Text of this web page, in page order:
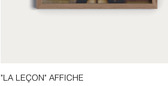
Aperçu rapide
"LA LEÇON" AFFICHE